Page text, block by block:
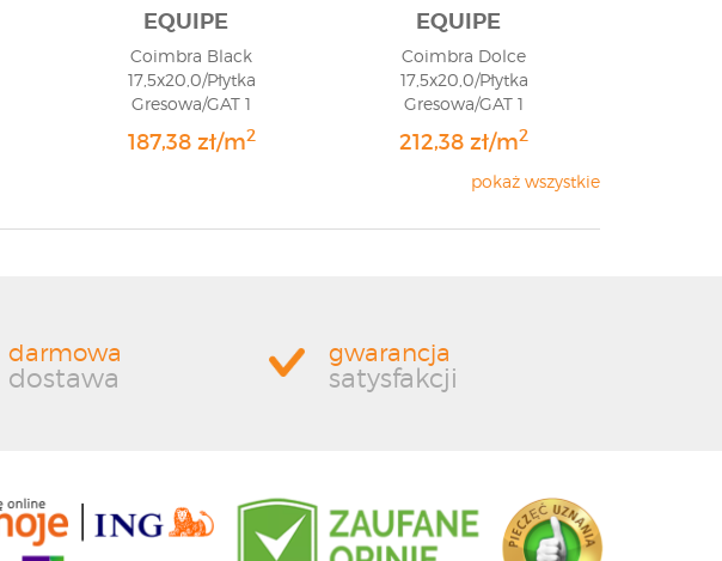
EQUIPE
Coimbra Black
17,5x20,0/Płytka
Gresowa/GAT 1
187,38 zł/m2
EQUIPE
Coimbra Dolce
17,5x20,0/Płytka
Gresowa/GAT 1
212,38 zł/m2
pokaż wszystkie
darmowa
dostawa
gwarancja
satysfakcji